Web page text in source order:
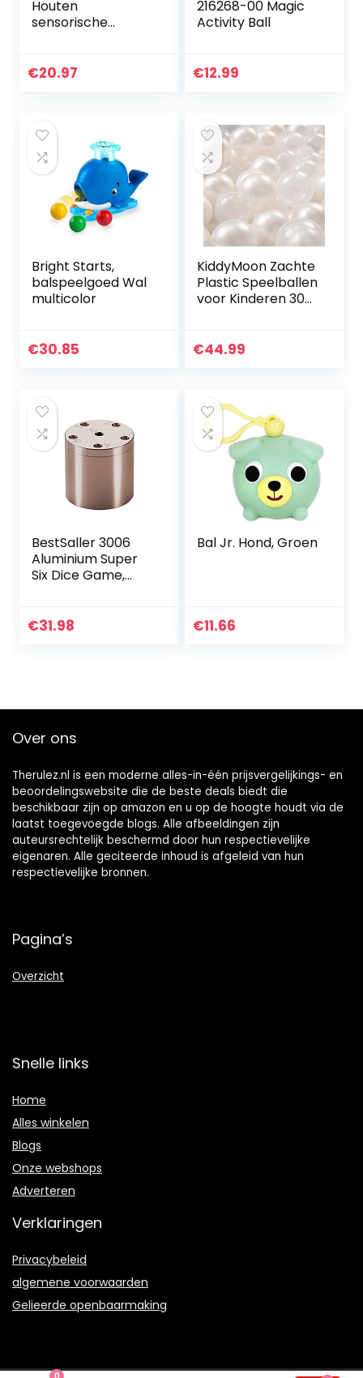
Houten
sensorische
leren speelgoed
€20.97
216268-00 Magic
Activity Ball
€12.99
Bright Starts,
balspeelgoed Wal
multicolor
€30.85
KiddyMoon Zachte
Plastic Speelballen
voor Kinderen 300
Gecertificeerd
€44.99
BestSaller 3006
Aluminium Super
Six Dice Game,
€31.98
Bal Jr. Hond, Groen
€11.66
Over ons
Therulez.nl is een moderne alles-in-één prijsvergelijkings- en
beoordelingswebsite die de beste deals biedt die
beschikbaar zijn op amazon en u op de hoogte houdt via de
laatst toegevoegde blogs. Alle afbeeldingen zijn
auteursrechtelijk beschermd door hun respectievelijke
eigenaren. Alle geciteerde inhoud is afgeleid van hun
respectievelijke bronnen.
Pagina’s
Overzicht
Snelle links
Home
Alles winkelen
Blogs
Onze webshops
Adverteren
Verklaringen
Privacybeleid
algemene voorwaarden
Gelieerde openbaarmaking